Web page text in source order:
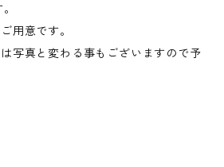
用意です。
写真と変わる事もございますので予